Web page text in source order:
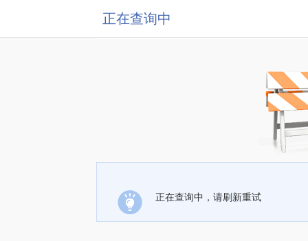
正在查询中
正在查询中，请刷新重试